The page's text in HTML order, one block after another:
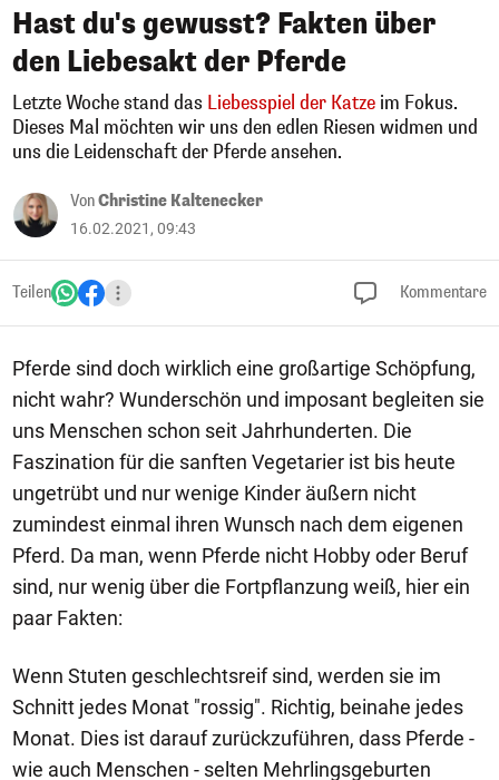
Hast du's gewusst? Fakten über
den Liebesakt der Pferde
Letzte Woche stand das Liebesspiel der Katze im Fokus.
Dieses Mal möchten wir uns den edlen Riesen widmen und
uns die Leidenschaft der Pferde ansehen.
VonChristine Kaltenecker
16.02.2021, 09:43
Teilen Kommentare
Pferde sind doch wirklich eine großartige Schöpfung,
nicht wahr? Wunderschön und imposant begleiten sie
uns Menschen schon seit Jahrhunderten. Die
Faszination für die sanften Vegetarier ist bis heute
ungetrübt und nur wenige Kinder äußern nicht
zumindest einmal ihren Wunsch nach dem eigenen
Pferd. Da man, wenn Pferde nicht Hobby oder Beruf
sind, nur wenig über die Fortpflanzung weiß, hier ein
paar Fakten:
Wenn Stuten geschlechtsreif sind, werden sie im
Schnitt jedes Monat "rossig". Richtig, beinahe jedes
Monat. Dies ist darauf zurückzuführen, dass Pferde -
wie auch Menschen - selten Mehrlingsgeburten